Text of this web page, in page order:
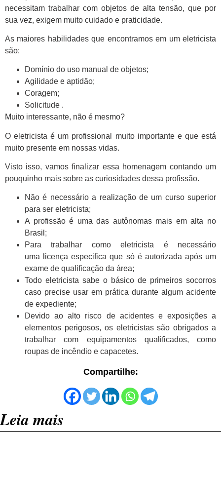
necessitam trabalhar com objetos de alta tensão, que por
sua vez, exigem muito cuidado e praticidade.
As maiores habilidades que encontramos em um eletricista
são:
Domínio do uso manual de objetos;
Agilidade e aptidão;
Coragem;
Solicitude .
Muito interessante, não é mesmo?
O eletricista é um profissional muito importante e que está
muito presente em nossas vidas.
Visto isso, vamos finalizar essa homenagem contando um
pouquinho mais sobre as curiosidades dessa profissão.
Não é necessário a realização de um curso superior
para ser eletricista;
A profissão é uma das autônomas mais em alta no
Brasil;
Para trabalhar como eletricista é necessário
uma licença especifica que só é autorizada após um
exame de qualificação da área;
Todo eletricista sabe o básico de primeiros socorros
caso precise usar em prática durante algum acidente
de expediente;
Devido ao alto risco de acidentes e exposições a
elementos perigosos, os eletricistas são obrigados a
trabalhar com equipamentos qualificados, como
roupas de incêndio e capacetes.
Compartilhe:
Leia mais